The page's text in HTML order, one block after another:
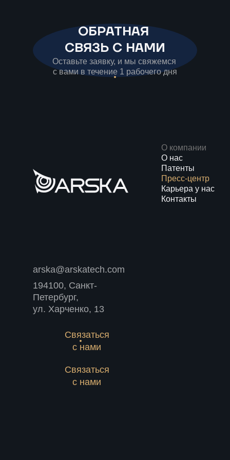
ОБРАТНАЯ
СВЯЗЬ С НАМИ
Оставьте заявку, и мы свяжемся
с вами в течение 1 рабочего дня
arska@arskatech.com
194100, Санкт-
Петербург,
ул. Харченко, 13
О компании
О нас
Патенты
Пресс-центр
Карьера у нас
Контакты
Связаться
с нами
Связаться
с нами